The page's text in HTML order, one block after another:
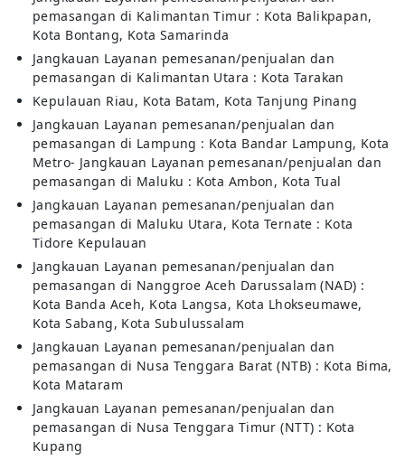
pemasangan di Kalimantan Timur : Kota Balikpapan,
Kota Bontang, Kota Samarinda
Jangkauan Layanan pemesanan/penjualan dan
pemasangan di Kalimantan Utara : Kota Tarakan
Kepulauan Riau, Kota Batam, Kota Tanjung Pinang
Jangkauan Layanan pemesanan/penjualan dan
pemasangan di Lampung : Kota Bandar Lampung, Kota
Metro- Jangkauan Layanan pemesanan/penjualan dan
pemasangan di Maluku : Kota Ambon, Kota Tual
Jangkauan Layanan pemesanan/penjualan dan
pemasangan di Maluku Utara, Kota Ternate : Kota
Tidore Kepulauan
Jangkauan Layanan pemesanan/penjualan dan
pemasangan di Nanggroe Aceh Darussalam (NAD) :
Kota Banda Aceh, Kota Langsa, Kota Lhokseumawe,
Kota Sabang, Kota Subulussalam
Jangkauan Layanan pemesanan/penjualan dan
pemasangan di Nusa Tenggara Barat (NTB) : Kota Bima,
Kota Mataram
Jangkauan Layanan pemesanan/penjualan dan
pemasangan di Nusa Tenggara Timur (NTT) : Kota
Kupang